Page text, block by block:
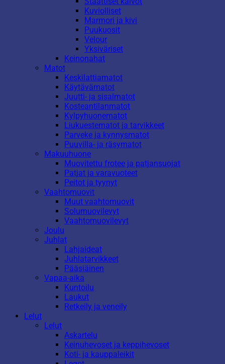
Kuviolliset
Marmori ja kivi
Puukuosit
Velour
Yksiväriset
Keinonahat
Matot
Keskilattiamatot
Käytävämatot
Juutti- ja sisalmatot
Kosteantilanmatot
Kylpyhuonematot
Liukuestematot ja tarvikkeet
Parveke ja kynnysmatot
Puuvilla- ja räsymatot
Makuuhuone
Muovitettu frotee ja patjansuojat
Patjat ja varavuoteet
Peitot ja tyynyt
Vaahtomuovit
Muut vaahtomuovit
Solumuovilevyt
Vaahtomuovilevyt
Joulu
Juhlat
Lahjaideat
Juhlatarvikkeet
Pääsiäinen
Vapaa-aika
Kuntoilu
Laukut
Retkeily ja veneily
Lelut
Lelut
Askartelu
Keinuhevoset ja keppihevoset
Koti- ja kauppaleikit